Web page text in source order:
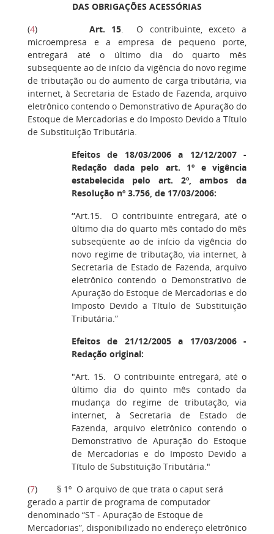
DAS OBRIGAÇÕES ACESSÓRIAS
(4) Art. 15. O contribuinte, exceto a
microempresa e a empresa de pequeno porte,
entregará até o último dia do quarto mês
subseqüente ao de início da vigência do novo regime
de tributação ou do aumento de carga tributária, via
internet, à Secretaria de Estado de Fazenda, arquivo
eletrônico contendo o Demonstrativo de Apuração do
Estoque de Mercadorias e do Imposto Devido a Título
de Substituição Tributária.
Efeitos de 18/03/2006 a 12/12/2007 -
Redação dada pelo art. 1º e vigência
estabelecida pelo art. 2º, ambos da
Resolução nº 3.756, de 17/03/2006:
“Art.15. O contribuinte entregará, até o
último dia do quarto mês contado do mês
subseqüente ao de início da vigência do
novo regime de tributação, via internet, à
Secretaria de Estado de Fazenda, arquivo
eletrônico contendo o Demonstrativo de
Apuração do Estoque de Mercadorias e do
Imposto Devido a Título de Substituição
Tributária.”
Efeitos de 21/12/2005 a 17/03/2006 -
Redação original:
"Art. 15. O contribuinte entregará, até o
último dia do quinto mês contado da
mudança do regime de tributação, via
internet, à Secretaria de Estado de
Fazenda, arquivo eletrônico contendo o
Demonstrativo de Apuração do Estoque
de Mercadorias e do Imposto Devido a
Título de Substituição Tributária."
(7) § 1º O arquivo de que trata o caput será
gerado a partir de programa de computador
denominado “ST - Apuração de Estoque de
Mercadorias”, disponibilizado no endereço eletrônico